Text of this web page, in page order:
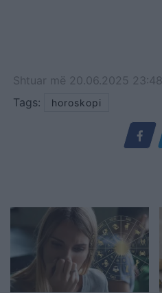
Shtuar më 20.06.2025 23:48
Tags:
horoskopi